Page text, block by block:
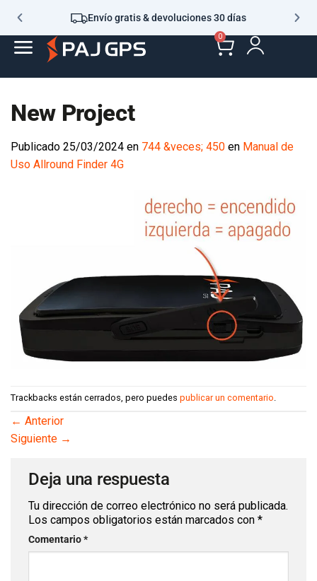
Envío gratis & devoluciones 30 días
0
New Project
Publicado 25/03/2024 en 744 &veces; 450 en Manual de
Uso Allround Finder 4G
Trackbacks están cerrados, pero puedes publicar un comentario.
← Anterior
Siguiente →
Deja una respuesta
Tu dirección de correo electrónico no será publicada.
Los campos obligatorios están marcados con *
Comentario*